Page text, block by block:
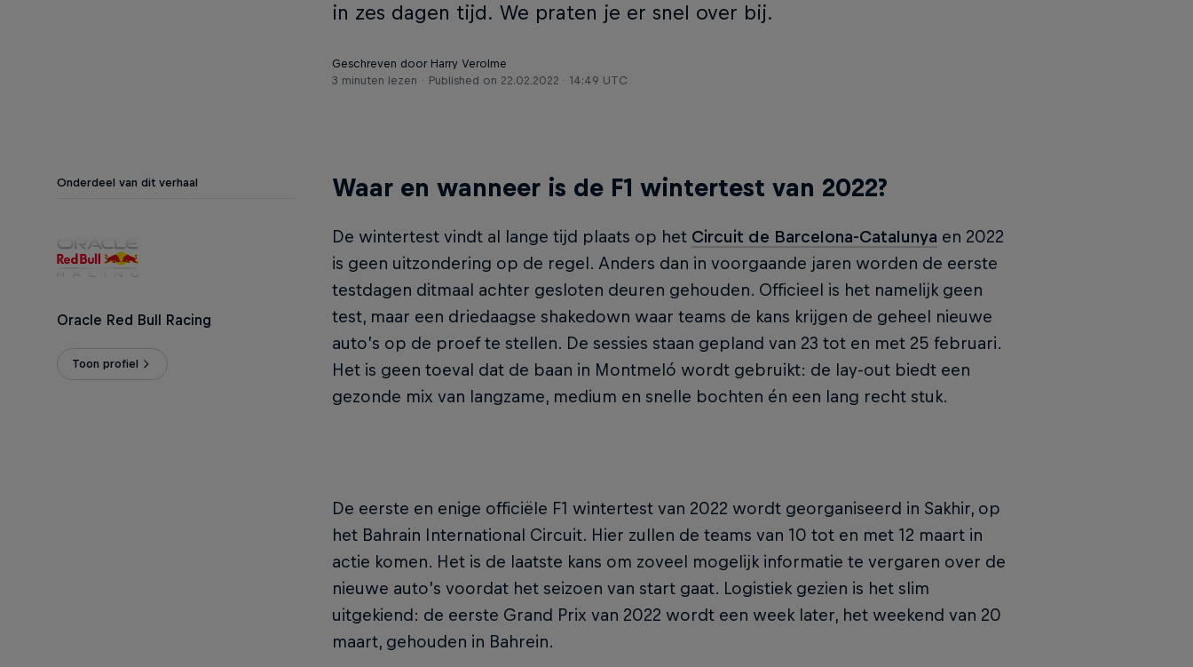
in zes dagen tijd. We praten je er snel over bij.
Geschreven door Harry Verolme
3 minuten lezen
Published on 22.02.2022 · 14:49 UTC
Onderdeel van dit verhaal
Oracle Red Bull Racing
Toon profiel
Waar en wanneer is de F1 wintertest van 2022?
De wintertest vindt al lange tijd plaats op het Circuit de Barcelona-Catalunya en 2022
is geen uitzondering op de regel. Anders dan in voorgaande jaren worden de eerste
testdagen ditmaal achter gesloten deuren gehouden. Officieel is het namelijk geen
test, maar een driedaagse shakedown waar teams de kans krijgen de geheel nieuwe
auto’s op de proef te stellen. De sessies staan gepland van 23 tot en met 25 februari.
Het is geen toeval dat de baan in Montmeló wordt gebruikt: de lay-out biedt een
gezonde mix van langzame, medium en snelle bochten én een lang recht stuk.
De eerste en enige officiële F1 wintertest van 2022 wordt georganiseerd in Sakhir, op
het Bahrain International Circuit. Hier zullen de teams van 10 tot en met 12 maart in
actie komen. Het is de laatste kans om zoveel mogelijk informatie te vergaren over de
nieuwe auto’s voordat het seizoen van start gaat. Logistiek gezien is het slim
uitgekiend: de eerste Grand Prix van 2022 wordt een week later, het weekend van 20
maart, gehouden in Bahrein.